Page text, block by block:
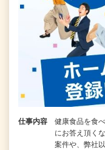
仕事内容
健康食品を食
にお答え頂く
案件や、弊社